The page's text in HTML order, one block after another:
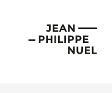
contenuJean-
Philippe